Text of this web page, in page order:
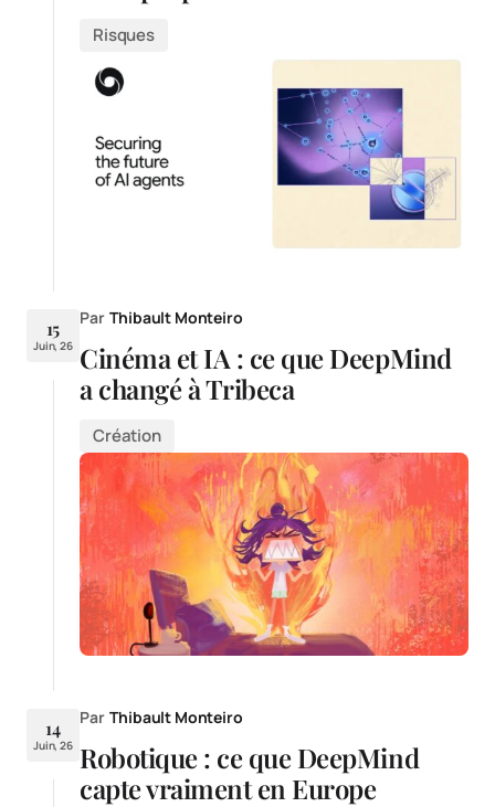
Risques
15
Juin, 26
Par Thibault Monteiro
Cinéma et IA : ce que DeepMind
a changé à Tribeca
Création
14
Juin, 26
Par Thibault Monteiro
Robotique : ce que DeepMind
capte vraiment en Europe